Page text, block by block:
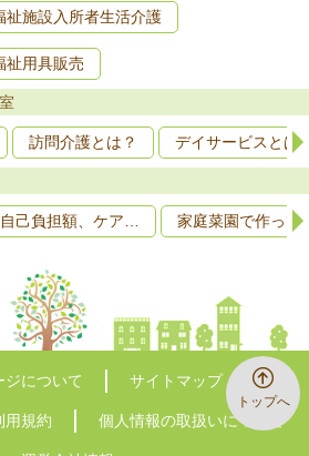
トップへ
祉施設入所者生活介護
祉用具販売
訪問介護とは？ デイサービスとは
己負担額、ケア… 家庭菜園で作っ
ジについて サイトマップ
用規約 個人情報の取扱いについて